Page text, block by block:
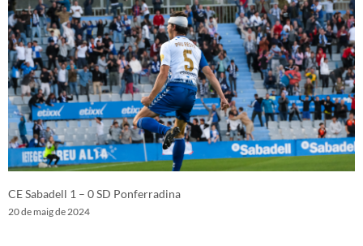
CE Sabadell 1 – 0 SD Ponferradina
20 de maig de 2024